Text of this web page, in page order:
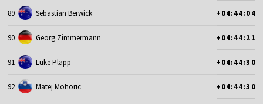
89 Sebastian Berwick +04:44:04
90 Georg Zimmermann +04:44:21
91 Luke Plapp +04:44:30
92 Matej Mohoric +04:44:30